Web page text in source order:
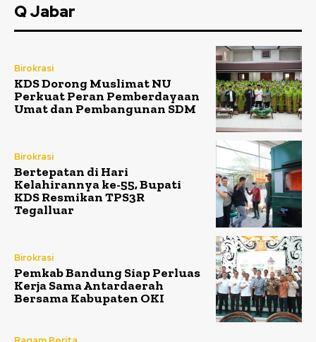
Q Jabar
Birokrasi
KDS Dorong Muslimat NU
Perkuat Peran Pemberdayaan
Umat dan Pembangunan SDM
Birokrasi
Bertepatan di Hari
Kelahirannya ke-55, Bupati
KDS Resmikan TPS3R
Tegalluar
Birokrasi
Pemkab Bandung Siap Perluas
Kerja Sama Antardaerah
Bersama Kabupaten OKI